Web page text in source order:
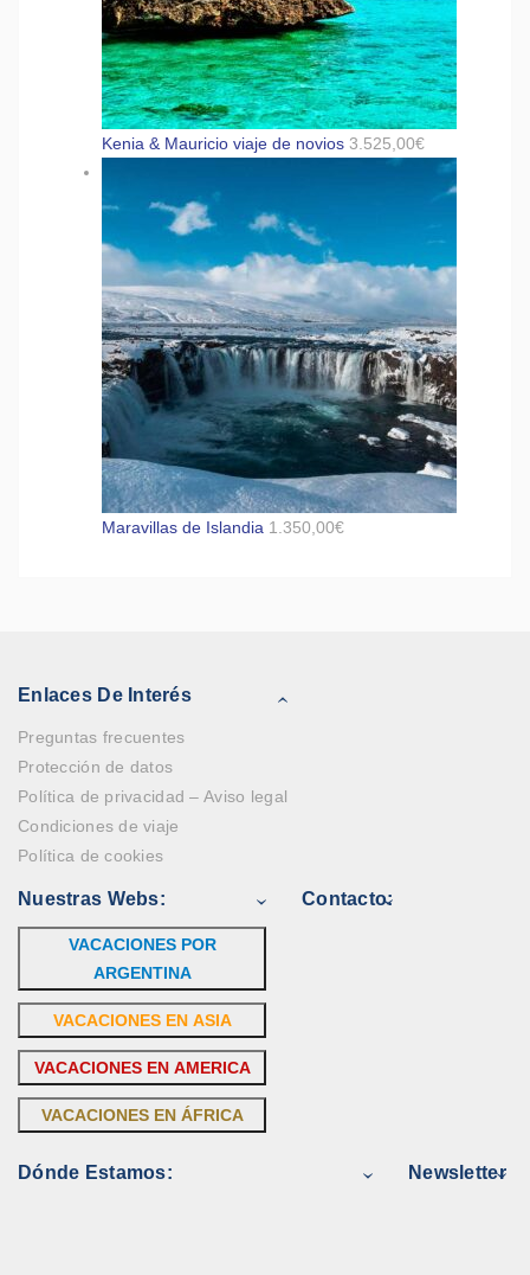
Kenia & Mauricio viaje de novios 3.525,00€
Maravillas de Islandia 1.350,00€
Enlaces De Interés
Preguntas frecuentes
Protección de datos
Política de privacidad – Aviso legal
Condiciones de viaje
Política de cookies
Nuestras Webs:
VACACIONES POR
ARGENTINA
VACACIONES EN ASIA
VACACIONES EN AMERICA
VACACIONES EN ÁFRICA
Contacto:
Dónde Estamos: Newsletter